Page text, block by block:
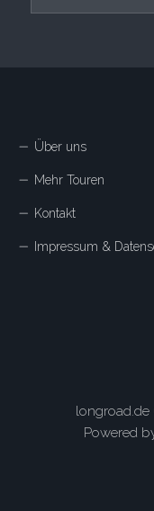
Über uns
Mehr Touren
Kontakt
Impressum &
longroad.de
Powered